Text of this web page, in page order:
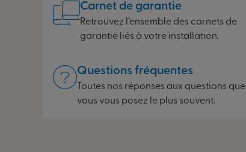
Carnet de garantie
Retrouvez l’ensemble des carnets de
garantie liés à votre installation.
Questions fréquentes
Toutes nos réponses aux questions que
vous vous posez le plus souvent.